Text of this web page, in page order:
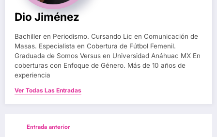
Dio Jiménez
Bachiller en Periodismo. Cursando Lic en Comunicación de
Masas. Especialista en Cobertura de Fútbol Femenil.
Graduada de Somos Versus en Universidad Anáhuac MX En
coberturas con Enfoque de Género. Más de 10 años de
experiencia
Ver Todas Las Entradas
Entrada anterior